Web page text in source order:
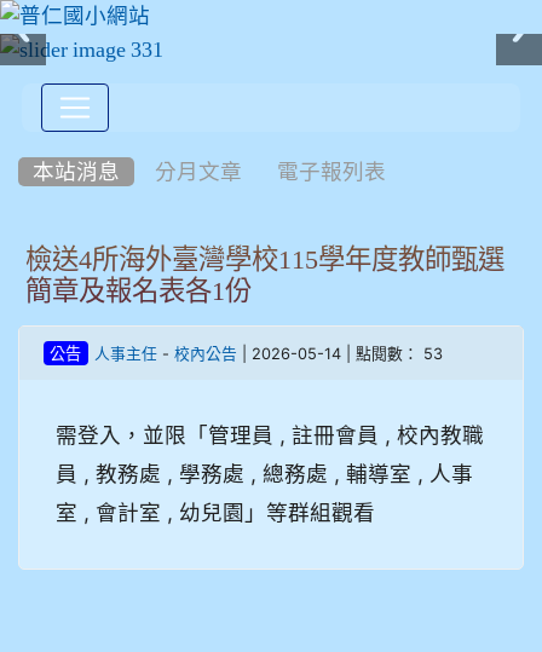
本站消息 分月文章 電子報列表
檢送4所海外臺灣學校115學年度教師甄選
簡章及報名表各1份
公告 人事主任- 校內公告 | 2026-05-14 | 點閱數： 53
需登入，並限「管理員 , 註冊會員 , 校內教職
員 , 教務處 , 學務處 , 總務處 , 輔導室 , 人事
室 , 會計室 , 幼兒園」等群組觀看